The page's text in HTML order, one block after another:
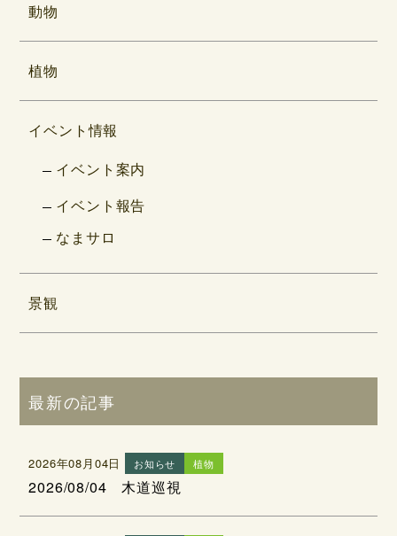
動物
植物
イベント情報
イベント案内
イベント報告
なまサロ
景観
最新の記事
2026年08月04日 お知らせ 植物
2026/08/04 木道巡視